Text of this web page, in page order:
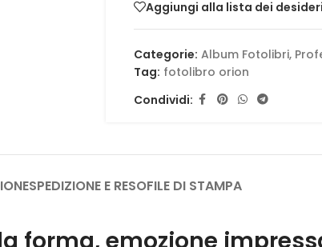
Drop
Minimo 30 pagine _ NB: Le
Tipi di file permessi: jpg jpeg jpe gif
Aggiungi alla lista dei desideri
Categorie: Album Fotolibri,
Tag: fotolibro orion
Condividi:
SPEDIZIONE E RESOFILE DI STAMPA